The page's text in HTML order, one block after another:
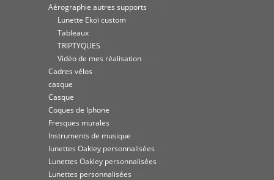
Aérographie autres supports
Lunette Ekoï custom
Tableaux
TRIPTYQUES
Vidéo de mes réalisation
Cadres vélos
casque
Casque
Coques de Iphone
Fresques murales
Instruments de musique
lunettes Oakley personnalisées
Lunettes Oakley personnalisées
Lunettes personnalisées